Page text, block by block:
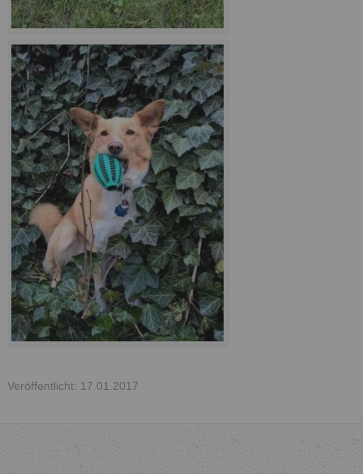
Veröffentlicht: 17.01.2017